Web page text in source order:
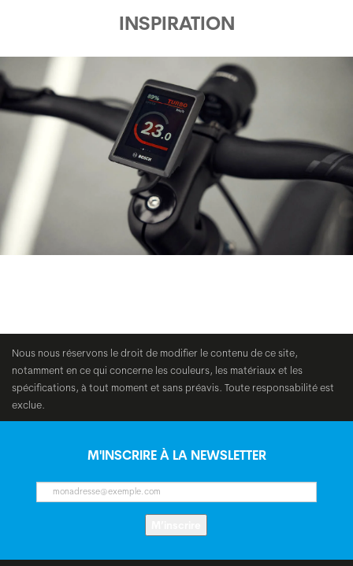
INSPIRATION
Nous nous réservons le droit de modifier le contenu de ce site,
notamment en ce qui concerne les couleurs, les matériaux et les
spécifications, à tout moment et sans préavis. Toute responsabilité est
exclue.
M'INSCRIRE À LA NEWSLETTER